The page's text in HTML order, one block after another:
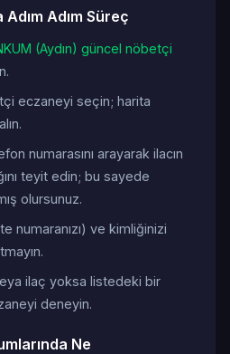
Adım Süreç
(Aydın) güncel nöbetçi
eczaneyi seçin; harita
numarasını arayarak ilacın
teyit edin; bu sayede
olursunuz.
numaranızı) ve kimliğinizi
ilaç yoksa listedeki bir
deneyin.
Ne